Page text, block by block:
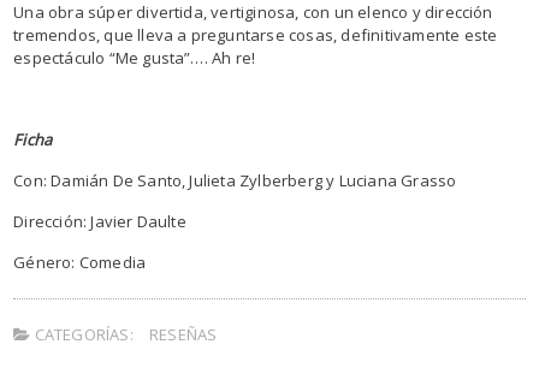
Una obra súper divertida, vertiginosa, con un elenco y dirección
tremendos, que lleva a preguntarse cosas, definitivamente este
espectáculo “Me gusta”…. Ah re!
Ficha
Con: Damián De Santo, Julieta Zylberberg y Luciana Grasso
Dirección: Javier Daulte
Género: Comedia
CATEGORÍAS: RESEÑAS